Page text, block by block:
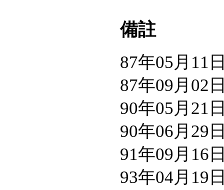
備註
87年05月11
87年09月02
90年05月21
90年06月29
91年09月16
93年04月19